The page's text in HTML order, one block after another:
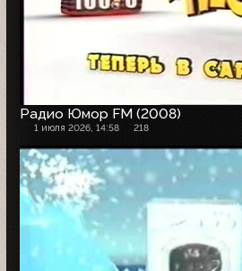
Радио Юмор FM (2008)
1 июля 2026, 14:58 218